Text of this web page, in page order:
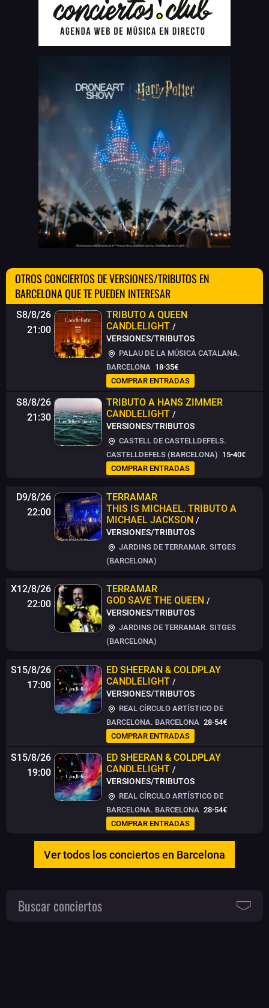
OTROS CONCIERTOS DE VERSIONES/TRIBUTOS EN
BARCELONA QUE TE PUEDEN INTERESAR
S8/8/26
21:00
TRIBUTO A QUEEN
CANDLELIGHT /
VERSIONES/TRIBUTOS
PALAU DE LA MÚSICA CATALANA.
BARCELONA 18-35€
COMPRAR ENTRADAS
S8/8/26
21:30
TRIBUTO A HANS ZIMMER
CANDLELIGHT /
VERSIONES/TRIBUTOS
CASTELL DE CASTELLDEFELS.
CASTELLDEFELS (BARCELONA) 15-40€
COMPRAR ENTRADAS
D9/8/26
22:00
TERRAMAR
THIS IS MICHAEL. TRIBUTO A
MICHAEL JACKSON /
VERSIONES/TRIBUTOS
JARDINS DE TERRAMAR. SITGES
(BARCELONA)
X12/8/26
22:00
TERRAMAR
GOD SAVE THE QUEEN /
VERSIONES/TRIBUTOS
JARDINS DE TERRAMAR. SITGES
(BARCELONA)
S15/8/26
17:00
ED SHEERAN & COLDPLAY
CANDLELIGHT /
VERSIONES/TRIBUTOS
REAL CÍRCULO ARTÍSTICO DE
BARCELONA. BARCELONA 28-54€
COMPRAR ENTRADAS
S15/8/26
19:00
ED SHEERAN & COLDPLAY
CANDLELIGHT /
VERSIONES/TRIBUTOS
REAL CÍRCULO ARTÍSTICO DE
BARCELONA. BARCELONA 28-54€
COMPRAR ENTRADAS
Ver todos los conciertos en Barcelona
Buscar conciertos